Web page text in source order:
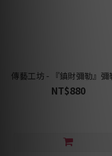
傳藝工坊 - 『鎮財彌勒』彌
NT$880